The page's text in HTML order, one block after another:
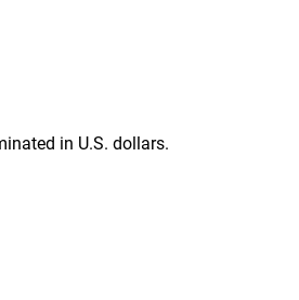
in U.S. dollars.